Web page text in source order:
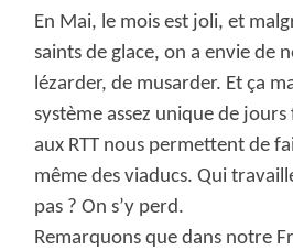
En Mai, le mois est joli, et
saints de glace, on a envie de
lézarder, de musarder. Et ça
système assez unique de
aux RTT nous permettent de
même des viaducs. Qui
pas ? On s’y perd.
Remarquons que dans notre